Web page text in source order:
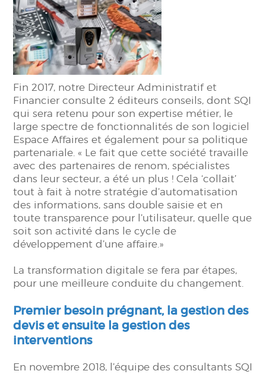
Fin 2017, notre Directeur Administratif et
Financier consulte 2 éditeurs conseils, dont SQI
qui sera retenu pour son expertise métier, le
large spectre de fonctionnalités de son logiciel
Espace Affaires et également pour sa politique
partenariale. « Le fait que cette société travaille
avec des partenaires de renom, spécialistes
dans leur secteur, a été un plus ! Cela ‘collait’
tout à fait à notre stratégie d’automatisation
des informations, sans double saisie et en
toute transparence pour l’utilisateur, quelle que
soit son activité dans le cycle de
développement d’une affaire.»
La transformation digitale se fera par étapes,
pour une meilleure conduite du changement.
Premier besoin prégnant, la gestion des
devis et ensuite la gestion des
interventions
En novembre 2018, l’équipe des consultants SQI